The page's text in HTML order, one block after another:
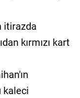
itirazda
kırmızı kart
kaleci